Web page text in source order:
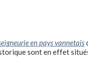
en pays vannetais
sont en effet